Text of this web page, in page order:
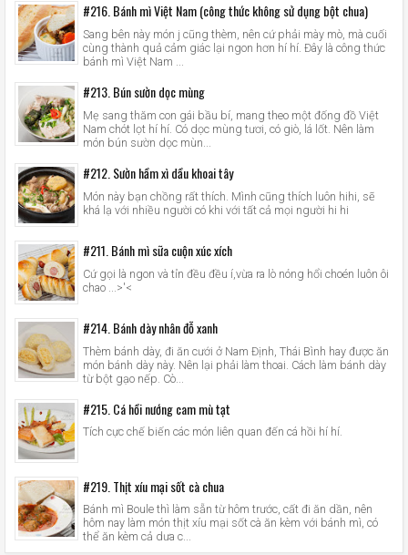
#216. Bánh mì Việt Nam (công thức không sử dụng bột chua)
Sang bên này món j cũng thèm, nên cứ phải mày mò, mà cuối
cùng thành quả cảm giác lại ngon hơn hí hí. Đây là công thức
bánh mì Việt Nam ...
#213. Bún sườn dọc mùng
Mẹ sang thăm con gái bầu bí, mang theo một đống đồ Việt
Nam chót lọt hí hí. Có dọc mùng tươi, có giò, lá lốt. Nên làm
món bún sườn dọc mùn...
#212. Sườn hầm xì dầu khoai tây
Món này bạn chồng rất thích. Mình cũng thích luôn hihi, sẽ
khá lạ với nhiều người có khi với tất cả mọi người hi hi
#211. Bánh mì sữa cuộn xúc xích
Cứ gọi là ngon và tỉn đều đều í,vừa ra lò nóng hổi choén luôn ôi
chao ...>'<
#214. Bánh dày nhân đỗ xanh
Thèm bánh dày, đi ăn cưới ở Nam Định, Thái Bình hay được ăn
món bánh dày này. Nên lại phải làm thoai. Cách làm bánh dày
từ bột gạo nếp. Cò...
#215. Cá hồi nướng cam mù tạt
Tích cực chế biến các món liên quan đến cá hồi hí hí.
#219. Thịt xíu mại sốt cà chua
Bánh mì Boule thì làm sẵn từ hôm trước, cất đi ăn dần, nên
hôm nay làm món thịt xíu mại sốt cà ăn kèm với bánh mì, có
thể ăn kèm cả dưa c...